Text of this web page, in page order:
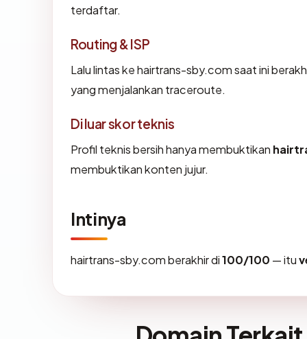
terdaftar.
Routing & ISP
Lalu lintas ke hairtrans-sby.com saat ini
yang menjalankan traceroute.
Di luar skor teknis
Profil teknis bersih hanya membuktikan
membuktikan konten jujur.
Intinya
hairtrans-sby.com berakhir di100/100 — itu